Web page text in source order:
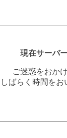
現在サーバ
ご迷惑をおか
しばらく時間を